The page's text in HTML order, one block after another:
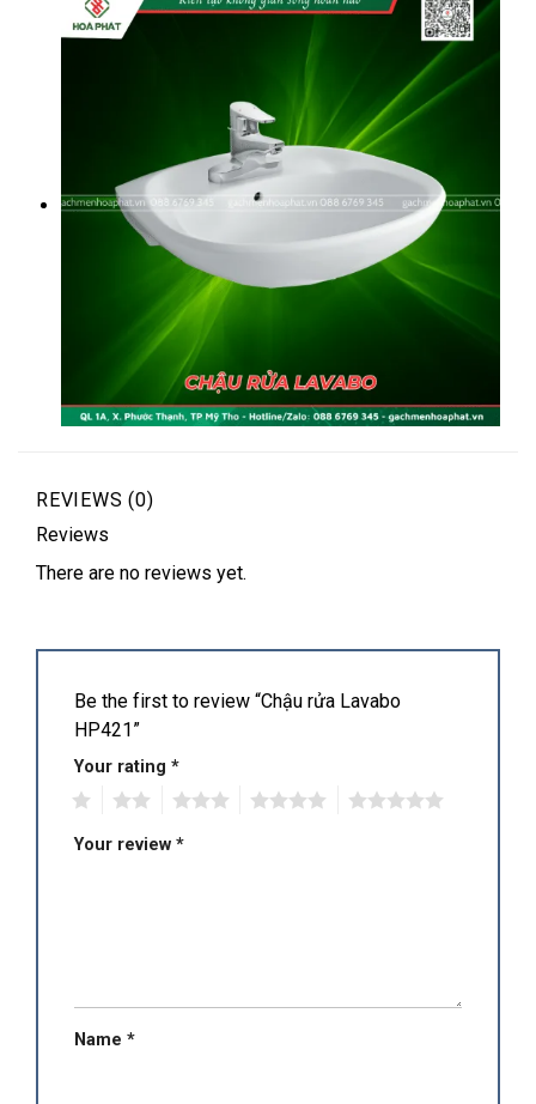
REVIEWS (0)
Reviews
There are no reviews yet.
Be the first to review “Chậu rửa Lavabo
HP421”
Your rating *
Your review *
Name *